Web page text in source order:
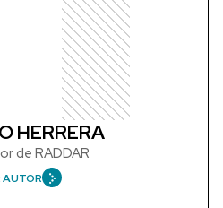
HERRERA
de RADDAR
AUTOR